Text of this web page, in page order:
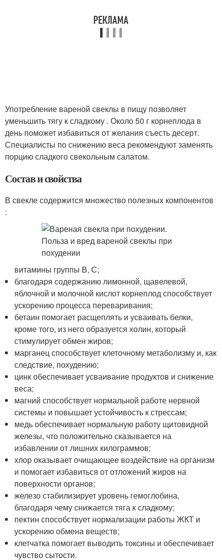
Употребление вареной свеклы в пищу позволяет
уменьшить тягу к сладкому . Около 50 г корнеплода в
день поможет избавиться от желания съесть десерт.
Специалисты по снижению веса рекомендуют заменять
порцию сладкого свекольным салатом.
Состав и свойства
В свекле содержится множество полезных компонентов
:
витамины группы В, С;
благодаря содержанию лимонной, щавелевой,
яблочной и молочной кислот корнеплод способствует
ускорению процесса переваривания;
бетаин помогает расщеплять и усваивать белки,
кроме того, из него образуется холин, который
стимулирует обмен жиров;
марганец способствует клеточному метаболизму и, как
следствие, похудению;
цинк обеспечивает усваивание продуктов и снижение
веса;
магний способствует нормальной работе нервной
системы и повышает устойчивость к стрессам;
медь обеспечивает нормальную работу щитовидной
железы, что положительно сказывается на
избавлении от лишних килограммов;
хлор оказывает очищающее воздействие на организм
и помогает избавиться от отложений жиров на
поверхности органов;
железо стабилизирует уровень гемоглобина,
благодаря чему снижается тяга к сладкому;
пектин способствует нормализации работы ЖКТ и
ускорению обмена веществ;
клетчатка помогает выводить токсины и обеспечивает
чувство сытости.